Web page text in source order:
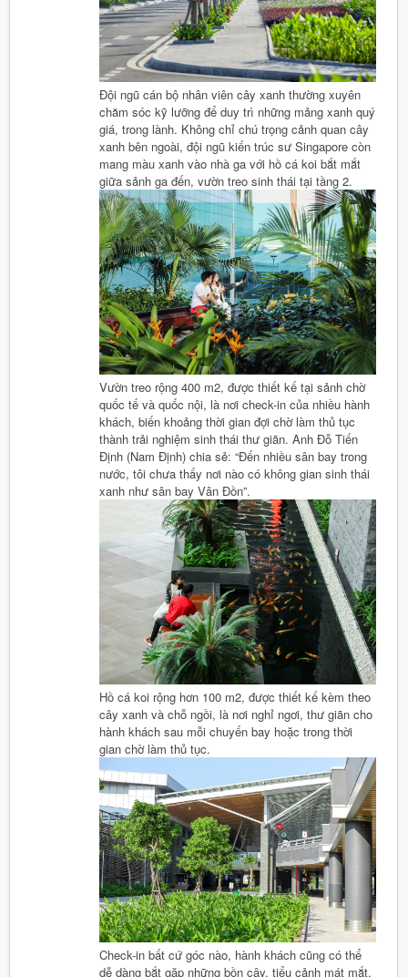
Đội ngũ cán bộ nhân viên cây xanh thường xuyên
chăm sóc kỹ lưỡng để duy trì những mảng xanh quý
giá, trong lành. Không chỉ chú trọng cảnh quan cây
xanh bên ngoài, đội ngũ kiến trúc sư Singapore còn
mang màu xanh vào nhà ga với hồ cá koi bắt mắt
giữa sảnh ga đến, vườn treo sinh thái tại tầng 2.
Vườn treo rộng 400 m2, được thiết kế tại sảnh chờ
quốc tế và quốc nội, là nơi check-in của nhiều hành
khách, biến khoảng thời gian đợi chờ làm thủ tục
thành trải nghiệm sinh thái thư giãn. Anh Đỗ Tiến
Định (Nam Định) chia sẻ: “Đến nhiều sân bay trong
nước, tôi chưa thấy nơi nào có không gian sinh thái
xanh như sân bay Vân Đồn”.
Hồ cá koi rộng hơn 100 m2, được thiết kế kèm theo
cây xanh và chỗ ngồi, là nơi nghỉ ngơi, thư giãn cho
hành khách sau mỗi chuyến bay hoặc trong thời
gian chờ làm thủ tục.
Check-in bất cứ góc nào, hành khách cũng có thể
dễ dàng bắt gặp những bồn cây, tiểu cảnh mát mắt.